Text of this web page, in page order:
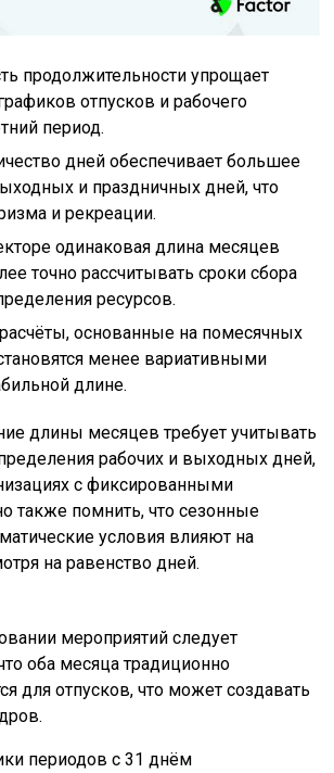
продолжительности упрощает
отпусков и рабочего
период.
дней обеспечивает большее
и праздничных дней, что
и рекреации.
одинаковая длина месяцев
точно рассчитывать сроки сбора
ресурсов.
основанные на помесячных
менее вариативными
длине.
длины месяцев требует учитывать
рабочих и выходных дней,
с фиксированными
также помнить, что сезонные
условия влияют на
на равенство дней.
мероприятий следует
оба месяца традиционно
для отпусков, что может создавать
периодов с 31 днём